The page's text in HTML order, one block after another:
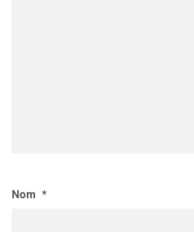
Nom *